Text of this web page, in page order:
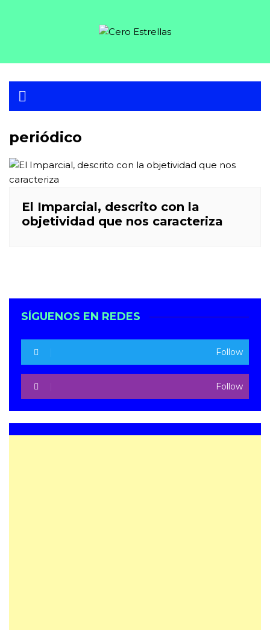
periódico
El Imparcial, descrito con la
objetividad que nos caracteriza
SÍGUENOS EN REDES
Follow
Follow